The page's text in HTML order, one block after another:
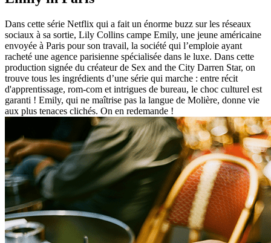
Dans cette série Netflix qui a fait un énorme buzz sur les réseaux
sociaux à sa sortie, Lily Collins campe Emily, une jeune américaine
envoyée à Paris pour son travail, la société qui l’emploie ayant
racheté une agence parisienne spécialisée dans le luxe. Dans cette
production signée du créateur de Sex and the City Darren Star, on
trouve tous les ingrédients d’une série qui marche : entre récit
d'apprentissage, rom-com et intrigues de bureau, le choc culturel est
garanti ! Emily, qui ne maîtrise pas la langue de Molière, donne vie
aux plus tenaces clichés. On en redemande !